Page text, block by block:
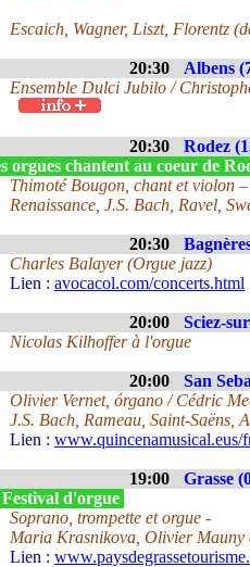
Escaich, Wagner, Liszt, Florentz
20:30 Albens
Ensemble Dulci Jubilo /
20:30 Rodez
orgues chantent au coeur de
Thimoté Bougon, chant et violon
Renaissance, J.S. Bach, Ravel,
20:30
Charles Balayer (Orgue jazz)
Lien : avocacol.com/concerts.html
20:00 Sciez-
Nicolas Kilhoffer à l'orgue
20:00 San
Olivier Vernet, órgano / Cédric
J.S. Bach, Rameau, Saint-Saëns,
Lien : www.quincenamusical.eus/
19:00 Grasse
d'orgue
Soprano, trompette et orgue -
Maria Krasnikova, Olivier
Lien :